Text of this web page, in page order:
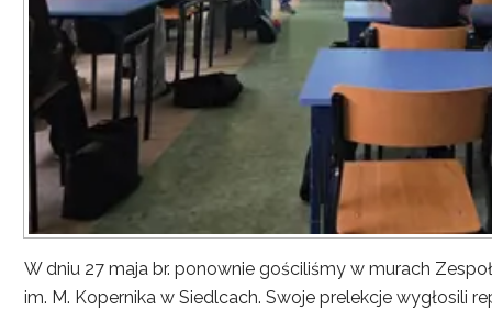
W dniu 27 maja br. ponownie gościliśmy w murach
im. M. Kopernika w Siedlcach. Swoje prelekcje wygłosili